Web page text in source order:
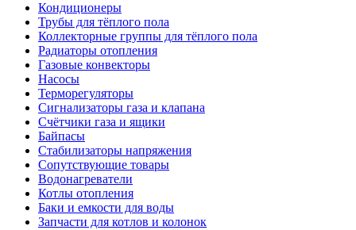
Кондиционеры
Трубы для тёплого пола
Коллекторные группы для тёплого пола
Радиаторы отопления
Газовые конвекторы
Насосы
Терморегуляторы
Сигнализаторы газа и клапана
Счётчики газа и ящики
Байпасы
Стабилизаторы напряжения
Сопутствующие товары
Водонагреватели
Котлы отопления
Баки и емкости для воды
Запчасти для котлов и колонок